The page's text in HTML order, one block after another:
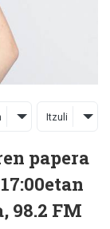
Itzuli
papera
98.2 FM